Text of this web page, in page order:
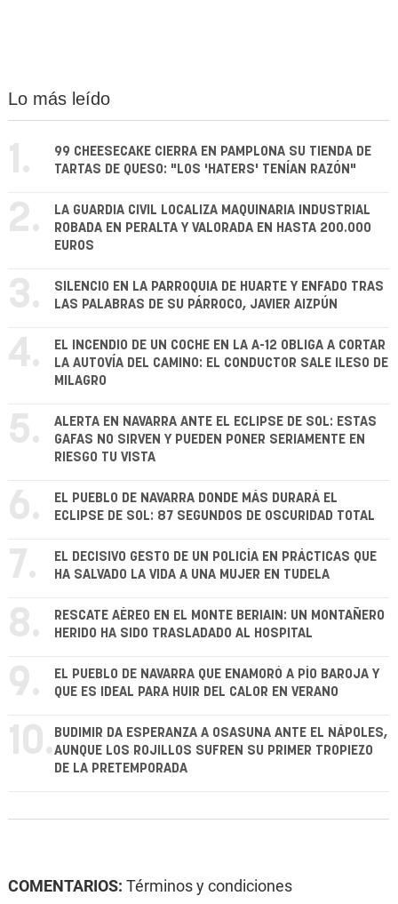
Lo más leído
1.
99 CHEESECAKE CIERRA EN PAMPLONA SU TIENDA DE
TARTAS DE QUESO: "LOS 'HATERS' TENÍAN RAZÓN"
2.
LA GUARDIA CIVIL LOCALIZA MAQUINARIA INDUSTRIAL
ROBADA EN PERALTA Y VALORADA EN HASTA 200.000
EUROS
3.
SILENCIO EN LA PARROQUIA DE HUARTE Y ENFADO TRAS
LAS PALABRAS DE SU PÁRROCO, JAVIER AIZPÚN
4.
EL INCENDIO DE UN COCHE EN LA A-12 OBLIGA A CORTAR
LA AUTOVÍA DEL CAMINO: EL CONDUCTOR SALE ILESO DE
MILAGRO
5.
ALERTA EN NAVARRA ANTE EL ECLIPSE DE SOL: ESTAS
GAFAS NO SIRVEN Y PUEDEN PONER SERIAMENTE EN
RIESGO TU VISTA
6.
EL PUEBLO DE NAVARRA DONDE MÁS DURARÁ EL
ECLIPSE DE SOL: 87 SEGUNDOS DE OSCURIDAD TOTAL
7.
EL DECISIVO GESTO DE UN POLICÍA EN PRÁCTICAS QUE
HA SALVADO LA VIDA A UNA MUJER EN TUDELA
8.
RESCATE AÉREO EN EL MONTE BERIAIN: UN MONTAÑERO
HERIDO HA SIDO TRASLADADO AL HOSPITAL
9.
EL PUEBLO DE NAVARRA QUE ENAMORÓ A PÍO BAROJA Y
QUE ES IDEAL PARA HUIR DEL CALOR EN VERANO
10. BUDIMIR DA ESPERANZA A OSASUNA ANTE EL NÁPOLES,
AUNQUE LOS ROJILLOS SUFREN SU PRIMER TROPIEZO
DE LA PRETEMPORADA
COMENTARIOS: Términos y condiciones